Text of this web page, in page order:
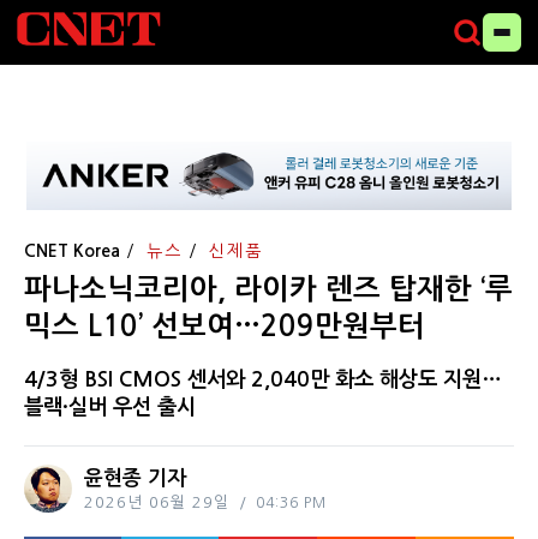
CNET Korea 뉴스 신제품
파나소닉코리아, 라이카 렌즈 탑재한 ‘루
믹스 L10’ 선보여…209만원부터
4/3형 BSI CMOS 센서와 2,040만 화소 해상도 지원…
블랙·실버 우선 출시
윤현종 기자
2026년 06월 29일 04:36 PM